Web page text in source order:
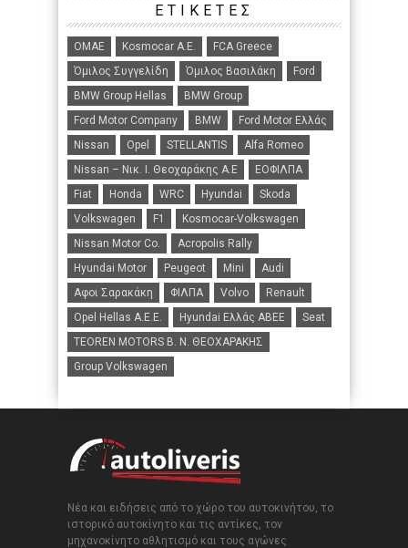
ΕΤΙΚΈΤΕΣ
ΟΜΑΕ Kosmocar Α.Ε.
FCA Greece
Όμιλος Συγγελίδη
Όμιλος Βασιλάκη
Ford
BMW Group Hellas
BMW Group
Ford Motor Company
BMW
Ford Motor Ελλάς
Nissan
Opel STELLANTIS
Alfa Romeo
Nissan – Νικ. Ι. Θεοχαράκης Α.Ε
ΕΟΦΙΛΠΑ
Fiat
Honda WRC Hyundai
Skoda
Volkswagen
F1
Kosmocar-Volkswagen
Nissan Motor Co.
Acropolis Rally
Hyundai Motor
Peugeot Mini
Audi
Αφοι Σαρακάκη
ΦΙΛΠΑ Volvo
Renault
Opel Hellas A.E.E.
Hyundai Ελλάς ΑΒΕΕ
Seat
TEOREN MOTORS B. N. ΘΕΟΧΑΡΑΚΗΣ
Group Volkswagen
Νέα και ειδήσεις από το χώρο του αυτοκινήτου, το
ιστορικό αυτοκίνητο και τις αντίκες, τον
μηχανοκίνητο αθλητισμό και τους αγώνες